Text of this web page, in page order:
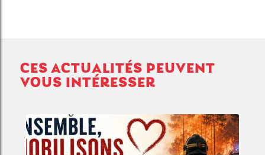
CES ACTUALITÉS PEUVENT
VOUS INTÉRESSER